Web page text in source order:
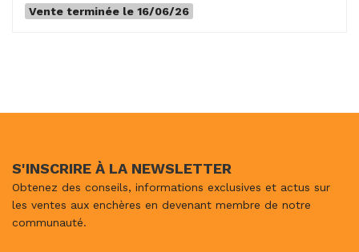
Vente terminée le 16/06/26
S'INSCRIRE À LA NEWSLETTER
Obtenez des conseils, informations exclusives et actus sur
les ventes aux enchères en devenant membre de notre
communauté.